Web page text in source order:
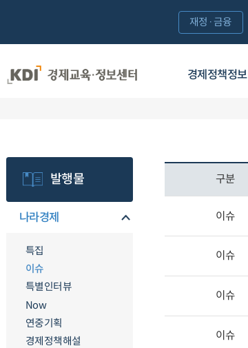
경제정책정보
재정·금융
발행물
나라경제
특집
이슈
특별인터뷰
Now
연중기획
경제정책해설
구분
이슈
이슈
이슈
이슈